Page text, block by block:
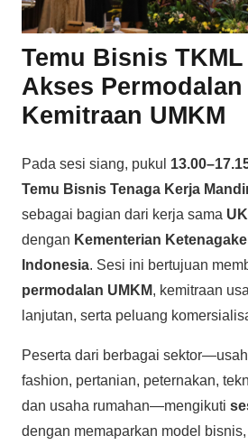
Temu Bisnis TKML
Akses Permodalan
Kemitraan UMKM
Pada sesi siang, pukul
Temu Bisnis Tenaga Kerja
sebagai bagian dari kerja sama
dengan Kementerian
Indonesia. Sesi ini bertujuan
permodalan UMKM, kemitraan
lanjutan, serta peluang
Peserta dari berbagai
fashion, pertanian, peternakan,
dan usaha rumahan—mengikuti
dengan memaparkan model